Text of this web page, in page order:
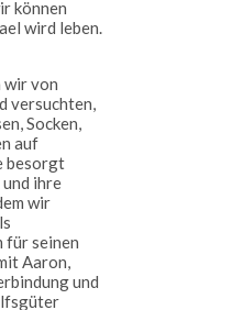
können
wird leben.
wir von
versuchten,
Socken,
auf
besorgt
ihre
wir
für seinen
Aaron,
und